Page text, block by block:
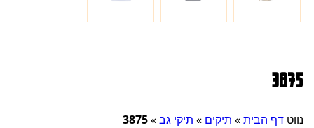
3875
נווט דף הבית» תיקים » תיקי גב»
3875